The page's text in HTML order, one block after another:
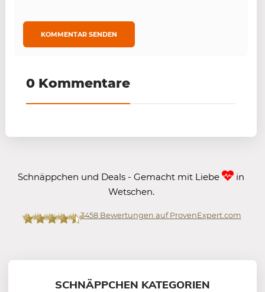
0 Kommentare
Schnäppchen und Deals - Gemacht mit Liebe
in
Wetschen.
3458Bewertungen auf ProvenExpert.com
SCHNÄPPCHEN KATEGORIEN